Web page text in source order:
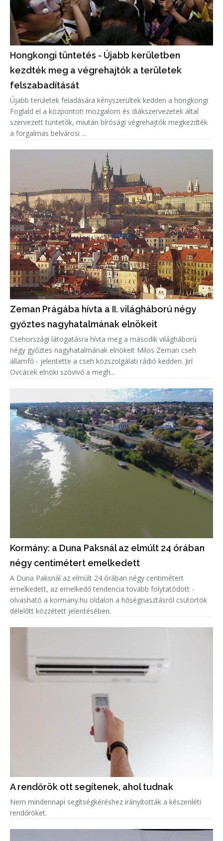
Hongkongi tüntetés - Újabb kerületben
kezdték meg a végrehajtók a területek
felszabadítását
Újabb területek feladására kényszerültek kedden a hongkongi
Foglald el a központot! mozgalom és diákszervezetek által
szervezett tüntetők, miután bírósági végrehajtók megkezdték
a forgalmas belvárosi ...
Zeman Prágába hívta a II. világháború négy
győztes nagyhatalmának elnökeit
Csehországi látogatásra hívta meg a második világháború
négy győztes nagyhatalmának elnökeit Milos Zeman cseh
államfő - jelentette a cseh közszolgálati rádió kedden. Jirí
Ovcácek elnöki szóvivő a megh...
Kormány: a Duna Paksnál az elmúlt 24 órában
négy centimétert emelkedett
A Duna Paksnál az elmúlt 24 órában négy centimétert
emelkedett, az emelkedő tendencia tovább folytatódott -
olvasható a kormany.hu oldalon a hőségriasztásról csütörtök
délelőtt közzétett jelentésében.
A rendőrök ott segítenek, ahol tudnak
Nem mindennapi segítségkéréshez irányították a készenléti
rendőröket.